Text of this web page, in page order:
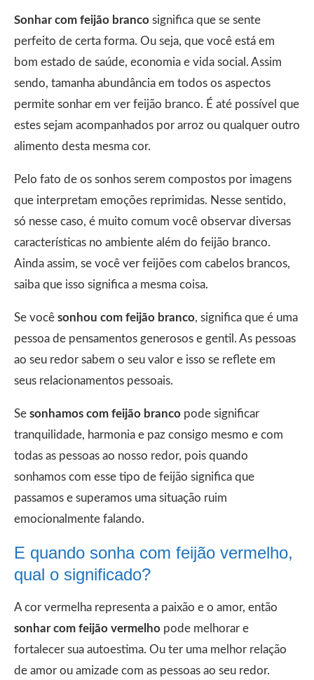
Sonhar com feijão branco significa que se sente
perfeito de certa forma. Ou seja, que você está em
bom estado de saúde, economia e vida social. Assim
sendo, tamanha abundância em todos os aspectos
permite sonhar em ver feijão branco. É até possível que
estes sejam acompanhados por arroz ou qualquer outro
alimento desta mesma cor.
Pelo fato de os sonhos serem compostos por imagens
que interpretam emoções reprimidas. Nesse sentido,
só nesse caso, é muito comum você observar diversas
características no ambiente além do feijão branco.
Ainda assim, se você ver feijões com cabelos brancos,
saiba que isso significa a mesma coisa.
Se você sonhou com feijão branco, significa que é uma
pessoa de pensamentos generosos e gentil. As pessoas
ao seu redor sabem o seu valor e isso se reflete em
seus relacionamentos pessoais.
Se sonhamos com feijão branco pode significar
tranquilidade, harmonia e paz consigo mesmo e com
todas as pessoas ao nosso redor, pois quando
sonhamos com esse tipo de feijão significa que
passamos e superamos uma situação ruim
emocionalmente falando.
E quando sonha com feijão vermelho,
qual o significado?
A cor vermelha representa a paixão e o amor, então
sonhar com feijão vermelho pode melhorar e
fortalecer sua autoestima. Ou ter uma melhor relação
de amor ou amizade com as pessoas ao seu redor.